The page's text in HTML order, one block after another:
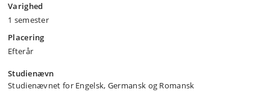
Varighed
1 semester
Placering
Efterår
Studienævn
Studienævnet for Engelsk, Germansk og Romansk